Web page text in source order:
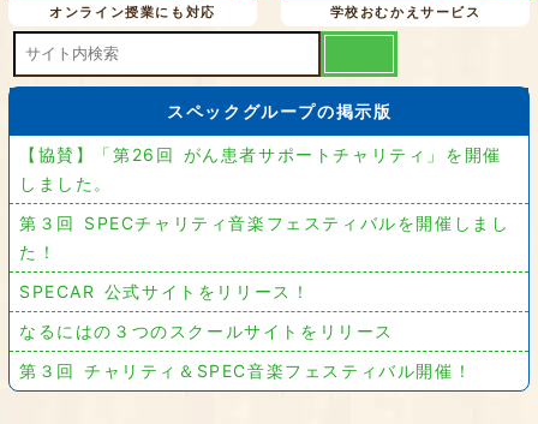
オンライン授業にも対応 学校おむかえサービス
スペックグループの掲示版
【協賛】「第26回 がん患者サポートチャリティ」を開催
しました。
第３回 SPECチャリティ音楽フェスティバルを開催しまし
た！
SPECAR 公式サイトをリリース！
なるにはの３つのスクールサイトをリリース
第３回 チャリティ＆SPEC音楽フェスティバル開催！